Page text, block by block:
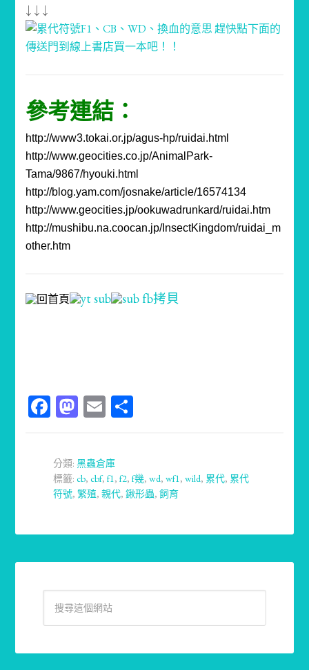
↓ ↓ ↓
參考連結：
http://www3.tokai.or.jp/agus-hp/ruidai.html
http://www.geocities.co.jp/AnimalPark-
Tama/9867/hyouki.html
http://blog.yam.com/josnake/article/16574134
http://www.geocities.jp/ookuwadrunkard/ruidai.htm
http://mushibu.na.coocan.jp/InsectKingdom/ruidai_m
other.htm
Facebook
Mastodon
Email
分類:黑蟲倉庫
標籤:cb,cbf,f1,f2,f幾,wd,wf1,wild, 累代, 累代
符號,繁殖,親代,鍬形蟲,飼育